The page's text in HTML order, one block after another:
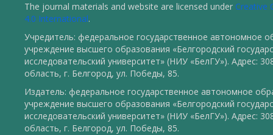
The journal materials and website are licensed under Creative
4.0 International.
Учредитель: федеральное государственное автономное
учреждение высшего образования «Белгородский
исследовательский университет» (НИУ «БелГУ»). Адрес:
область, г. Белгород, ул. Победы, 85.
Издатель: федеральное государственное автономное
учреждение высшего образования «Белгородский
исследовательский университет» (НИУ «БелГУ»). Адрес:
область, г. Белгород, ул. Победы, 85.